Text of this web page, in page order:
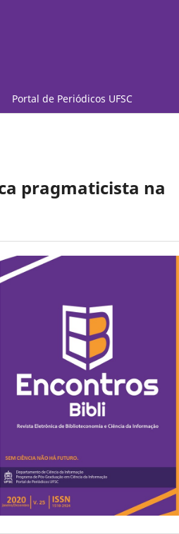
Portal de Periódicos UFSC
pragmaticista na